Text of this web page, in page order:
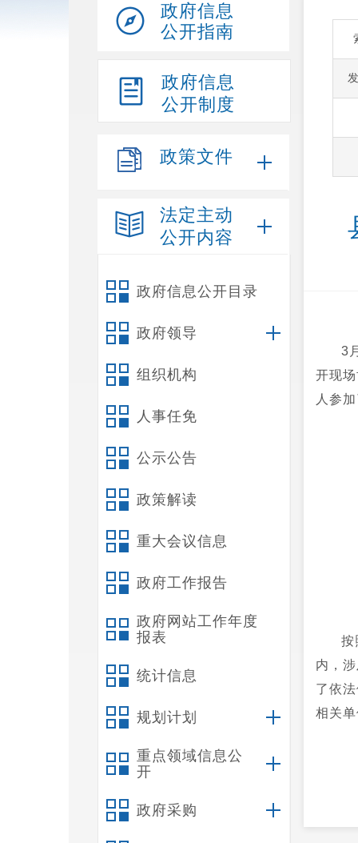
政府信息
公开指南
政府信息
公开制度
政策文件
法定主动
公开内容
政府信息公开目录
政府领导
组织机构
人事任免
公示公告
政策解读
重大会议信息
政府工作报告
政府网站工作年度
报表
统计信息
规划计划
重点领域信息公
开
政府采购
3
开现
人参
按
内，
了依
相关